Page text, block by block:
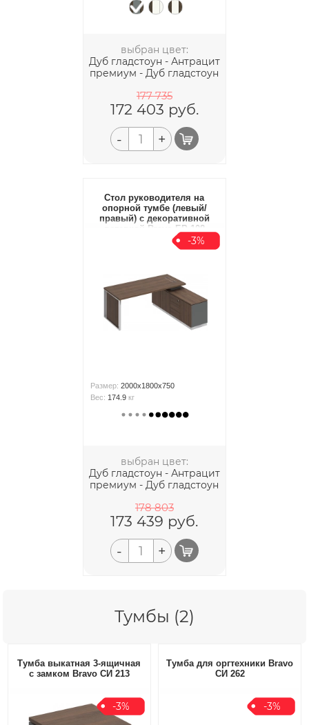
выбран цвет:
Дуб гладстоун - Антрацит
премиум - Дуб гладстоун
177 735
172 403 руб.
- +
Стол руководителя на
опорной тумбе (левый/
правый) с декоративной
вставкой Bravo БР 108
-3%
Размер:2000x1800x750
Вес: 174.9 кг
выбран цвет:
Дуб гладстоун - Антрацит
премиум - Дуб гладстоун
178 803
173 439 руб.
- +
Тумбы (2)
Тумба выкатная 3-ящичная
с замком Bravo СИ 213
-3%
Тумба для оргтехники Bravo
СИ 262
-3%